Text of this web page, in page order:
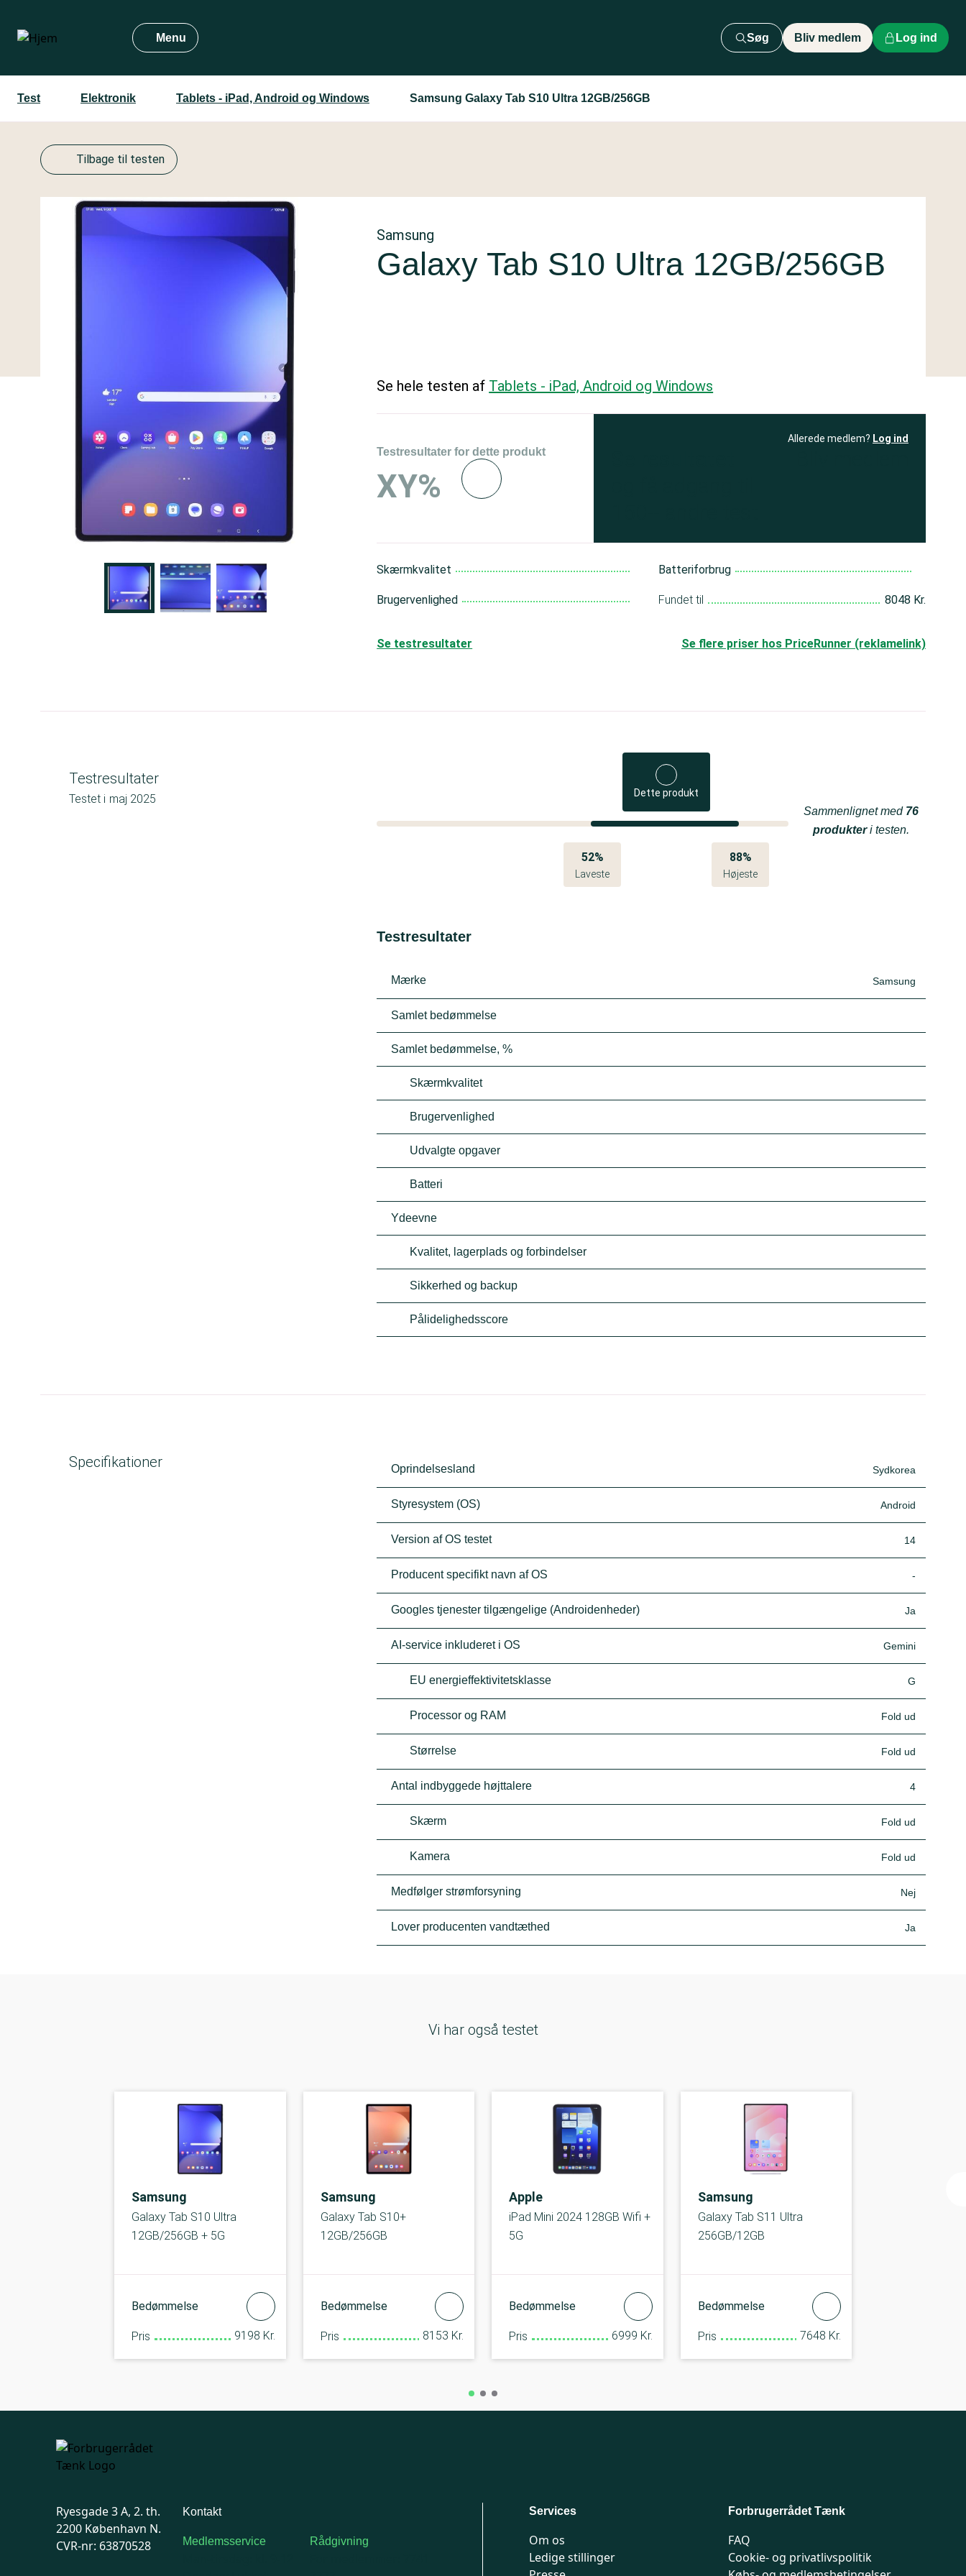
hovedindhold
Menu Søg Bliv medlem Log ind
Test Elektronik Tablets - iPad, Android og Windows Samsung Galaxy Tab S10 Ultra 12GB/256GB
Tilbage til testen
Samsung
Galaxy Tab S10 Ultra 12GB/256GB
Se hele testen af Tablets - iPad, Android og Windows
Testresultater for dette produkt
XY%
Allerede medlem? Log ind
Skærmkvalitet
Brugervenlighed
Batteriforbrug
Fundet til 8048 Kr.
Se flere priser hos PriceRunner (reklamelink)
Se testresultater
Testresultater
Testet i maj 2025 Dette produkt
52%
Laveste
88%
Højeste
Sammenlignet med 76
produkteri testen.
Testresultater
Mærke Samsung
Samlet bedømmelse
Samlet bedømmelse, %
Skærmkvalitet
Brugervenlighed
Udvalgte opgaver
Batteri
Ydeevne
Kvalitet, lagerplads og forbindelser
Sikkerhed og backup
Pålidelighedsscore
Specifikationer Oprindelsesland Sydkorea
Styresystem (OS) Android
Version af OS testet 14
Producent specifikt navn af OS -
Googles tjenester tilgængelige (Androidenheder) Ja
AI-service inkluderet i OS Gemini
EU energieffektivitetsklasse G
Processor og RAM Fold ud
Størrelse Fold ud
Antal indbyggede højttalere 4
Skærm Fold ud
Kamera Fold ud
Medfølger strømforsyning Nej
Lover producenten vandtæthed Ja
Vi har også testet
Samsung
Galaxy Tab S10 Ultra
12GB/256GB + 5G
Bedømmelse
Pris 9198 Kr.
Samsung
Galaxy Tab S10+
12GB/256GB
Bedømmelse
Pris 8153 Kr.
Apple
iPad Mini 2024 128GB Wifi +
5G
Bedømmelse
Pris 6999 Kr.
Samsung
Galaxy Tab S11 Ultra
256GB/12GB
Bedømmelse
Pris 7648 Kr.
Ryesgade 3 A, 2. th.
2200 København N.
CVR-nr: 63870528
Kontakt
Medlemsservice Rådgivning
Services
Om os
Ledige stillinger
Forbrugerrådet Tænk
FAQ
Cookie- og privatlivspolitik